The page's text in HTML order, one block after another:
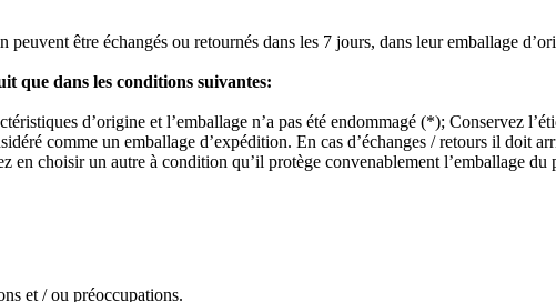
être échangés ou retournés dans les 7 jours, dans leur emballage
que dans les conditions suivantes:
d’origine et l’emballage n’a pas été endommagé (*); Conservez
comme un emballage d’expédition. En cas d’échanges / retours il doit
en choisir un autre à condition qu’il protège convenablement l’emballage
et / ou préoccupations.